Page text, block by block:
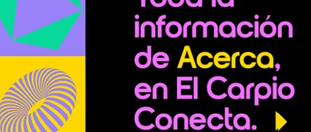
NOVIEMBRE DE TAPAS